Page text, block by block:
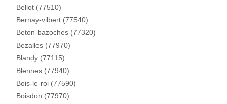
Bellot (77510)
Bernay-vilbert (77540)
Beton-bazoches (77320)
Bezalles (77970)
Blandy (77115)
Blennes (77940)
Bois-le-roi (77590)
Boisdon (77970)